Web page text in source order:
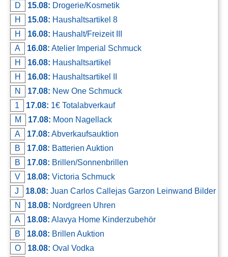
D
15.08: Drogerie/Kosmetik
H
15.08: Haushaltsartikel 8
H
16.08: Haushalt/Freizeit III
A
16.08: Atelier Imperial Schmuck
H
16.08: Haushaltsartikel
H
16.08: Haushaltsartikel II
N
17.08: New One Schmuck
1
17.08: 1€ Totalabverkauf
M
17.08: Moon Nagellack
A
17.08: Abverkaufsauktion
B
17.08: Batterien Auktion
B
17.08: Brillen/Sonnenbrillen
V
18.08: Victoria Schmuck
J
18.08: Juan Carlos Callejas Garzon Leinwand Bilder
N
18.08: Nordgreen Uhren
A
18.08: Alavya Home Kinderzubehör
B
18.08: Brillen Auktion
O
18.08: Oval Vodka